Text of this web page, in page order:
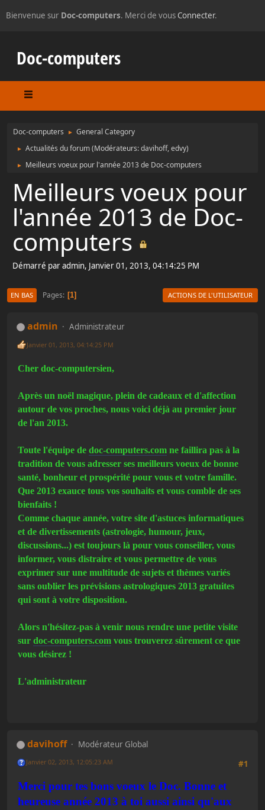
Bienvenue sur Doc-computers. Merci de vousConnecter.
Doc-computers
Doc-computers ► General Category
► Actualités du forum(Modérateurs:davihoff,edvy)
► Meilleurs voeux pour l'année 2013 de Doc-computers
Meilleurs voeux pour
l'année 2013 de Doc-
computers
Démarré par admin, Janvier 01, 2013, 04:14:25 PM
EN BAS Pages 1 ACTIONS DE L'UTILISATEUR
admin Administrateur
Janvier 01, 2013, 04:14:25 PM
Cher doc-computersien,
Après un noël magique, plein de cadeaux et d'affection
autour de vos proches, nous voici déjà au premier jour
de l'an 2013.
Toute l'équipe de doc-computers.com ne faillira pas à la
tradition de vous adresser ses meilleurs voeux de bonne
santé, bonheur et prospérité pour vous et votre famille.
Que 2013 exauce tous vos souhaits et vous comble de ses
bienfaits !
Comme chaque année, votre site d'astuces informatiques
et de divertissements (astrologie, humour, jeux,
discussions...) est toujours là pour vous conseiller, vous
informer, vous distraire et vous permettre de vous
exprimer sur une multitude de sujets et thèmes variés
sans oublier les prévisions astrologiques 2013 gratuites
qui sont à votre disposition.
Alors n'hésitez-pas à venir nous rendre une petite visite
sur doc-computers.com vous trouverez sûrement ce que
vous désirez !
L'administrateur
davihoff
Modérateur Global
#1
Janvier 02, 2013, 12:05:23 AM
Merci pour tes bons voeux le Doc. Bonne et
heureuse année 2013 à toi aussi ainsi qu'aux